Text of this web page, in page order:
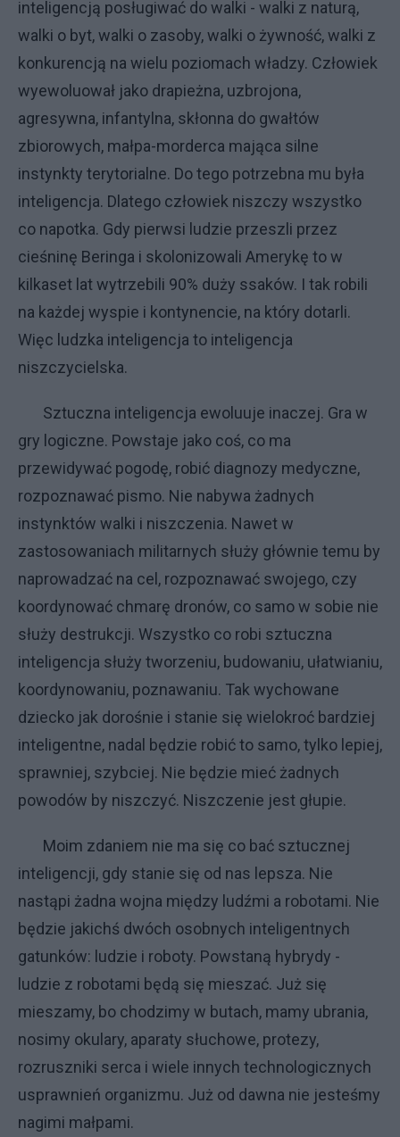
inteligencją posługiwać do walki - walki z naturą,
walki o byt, walki o zasoby, walki o żywność, walki z
konkurencją na wielu poziomach władzy. Człowiek
wyewoluował jako drapieżna, uzbrojona,
agresywna, infantylna, skłonna do gwałtów
zbiorowych, małpa-morderca mająca silne
instynkty terytorialne. Do tego potrzebna mu była
inteligencja. Dlatego człowiek niszczy wszystko
co napotka. Gdy pierwsi ludzie przeszli przez
cieśninę Beringa i skolonizowali Amerykę to w
kilkaset lat wytrzebili 90% duży ssaków. I tak robili
na każdej wyspie i kontynencie, na który dotarli.
Więc ludzka inteligencja to inteligencja
niszczycielska.
Sztuczna inteligencja ewoluuje inaczej. Gra w
gry logiczne. Powstaje jako coś, co ma
przewidywać pogodę, robić diagnozy medyczne,
rozpoznawać pismo. Nie nabywa żadnych
instynktów walki i niszczenia. Nawet w
zastosowaniach militarnych służy głównie temu by
naprowadzać na cel, rozpoznawać swojego, czy
koordynować chmarę dronów, co samo w sobie nie
służy destrukcji. Wszystko co robi sztuczna
inteligencja służy tworzeniu, budowaniu, ułatwianiu,
koordynowaniu, poznawaniu. Tak wychowane
dziecko jak dorośnie i stanie się wielokroć bardziej
inteligentne, nadal będzie robić to samo, tylko lepiej,
sprawniej, szybciej. Nie będzie mieć żadnych
powodów by niszczyć. Niszczenie jest głupie.
Moim zdaniem nie ma się co bać sztucznej
inteligencji, gdy stanie się od nas lepsza. Nie
nastąpi żadna wojna między ludźmi a robotami. Nie
będzie jakichś dwóch osobnych inteligentnych
gatunków: ludzie i roboty. Powstaną hybrydy -
ludzie z robotami będą się mieszać. Już się
mieszamy, bo chodzimy w butach, mamy ubrania,
nosimy okulary, aparaty słuchowe, protezy,
rozruszniki serca i wiele innych technologicznych
usprawnień organizmu. Już od dawna nie jesteśmy
nagimi małpami.